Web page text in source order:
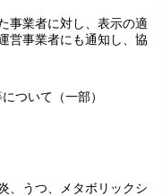
事業者に対し、表示の適
営事業者にも通知し、協
ついて（一部）
、うつ、メタボリックシ